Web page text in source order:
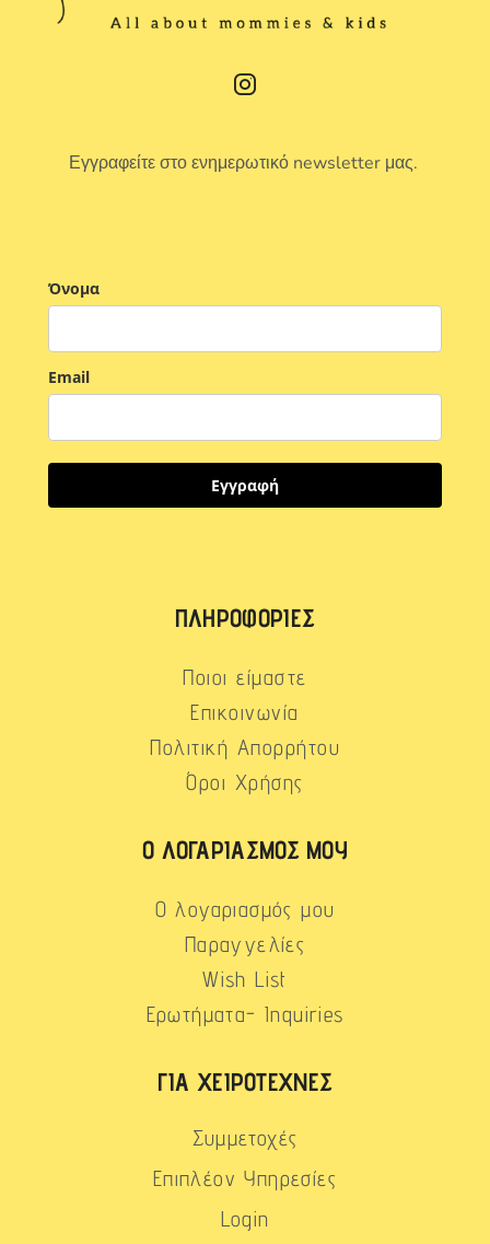
Εγγραφείτε στο ενημερωτικό newsletter μας.
Όνομα
Email
Εγγραφή
ΠΛΗΡΟΦΟΡΊΕΣ
Ποιοι είμαστε
Επικοινωνία
Πολιτική Απορρήτου
Όροι Χρήσης
Ο ΛΟΓΑΡΙΑΣΜΌΣ ΜΟΥ
Ο λογαριασμός μου
Παραγγελίες
Wish List
Ερωτήματα- Inquiries
ΓΙΑ ΧΕΙΡΟΤΈΧΝΕΣ
Συμμετοχές
Επιπλέον Υπηρεσίες
Login